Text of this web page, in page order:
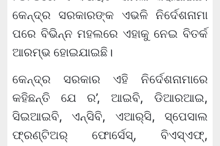
କେନ୍ଦ୍ର ସରକାରଙ୍କ ଏଭଳି ନିର୍ଦେଶନାମା
ପରେ ବିଭିନ୍ନ ମହଲରେ ଏହାକୁ ନେଇ ବିତର୍କ
ଆରମ୍ଭ ହୋଇଯାଇଛି।
କେନ୍ଦ୍ର ସରକାର ଏହି ନିର୍ଦେଶନାମାରେ
କହିଛନ୍ତି ଯେ ର’, ଆଇବି, ଡିଆରଆଇ,
ସିଇଆଇବି, ଏନ୍‌ସିବି, ଏଆର୍‌ସି, ସ୍ପେସାଲ
ଫ୍ରଣ୍ଟିଅର୍ ଫୋର୍ସେସ୍, ବିଏସ୍‌ଏଫ୍,